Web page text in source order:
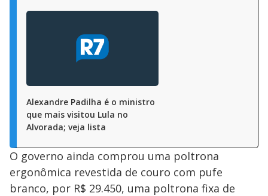
Alexandre Padilha é o ministro
que mais visitou Lula no
Alvorada; veja lista
O governo ainda comprou uma poltrona
ergonômica revestida de couro com pufe
branco, por R$ 29.450, uma poltrona fixa de